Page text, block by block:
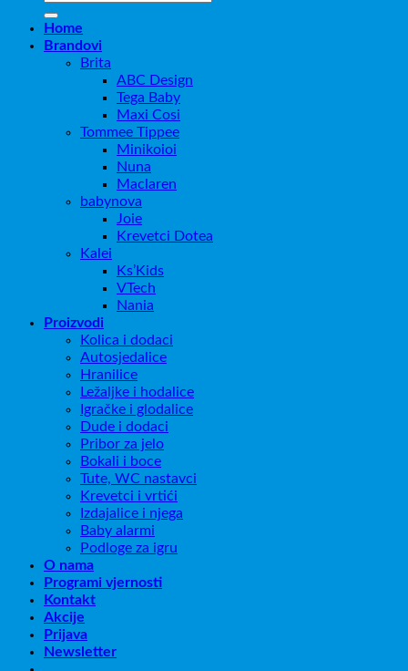
Home
Brandovi
Brita
ABC Design
Tega Baby
Maxi Cosi
Tommee Tippee
Minikoioi
Nuna
Maclaren
babynova
Joie
Krevetci Dotea
Kalei
Ks’Kids
VTech
Nania
Proizvodi
Kolica i dodaci
Autosjedalice
Hranilice
Ležaljke i hodalice
Igračke i glodalice
Dude i dodaci
Pribor za jelo
Bokali i boce
Tute, WC nastavci
Krevetci i vrtići
Izdajalice i njega
Baby alarmi
Podloge za igru
O nama
Programi vjernosti
Kontakt
Akcije
Prijava
Newsletter